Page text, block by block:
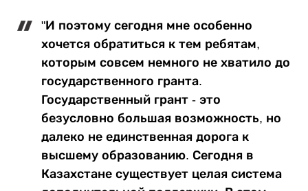
"И поэтому сегодня мне особенно
хочется обратиться к тем ребятам,
которым совсем немного не хватило до
государственного гранта.
Государственный грант - это
безусловно большая возможность, но
далеко не единственная дорога к
высшему образованию. Сегодня в
Казахстане существует целая система